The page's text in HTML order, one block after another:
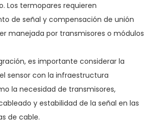
Los termopares requieren
de señal y compensación de unión
manejada por transmisores o módulos
es importante considerar la
sensor con la infraestructura
la necesidad de transmisores,
y estabilidad de la señal en las
de cable.